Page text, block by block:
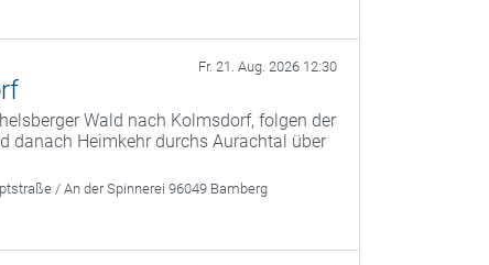
Fr. 21. Aug. 2026 12:30
Wald nach Kolmsdorf, folgen der
danach Heimkehr durchs Aurachtal über
/ An der Spinnerei 96049 Bamberg